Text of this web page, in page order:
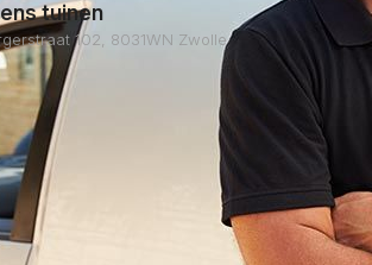
tuinen
102, 8031WN Zwolle